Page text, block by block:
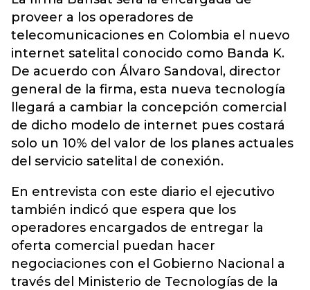
proveer a los operadores de
telecomunicaciones en Colombia el nuevo
internet satelital conocido como Banda K.
De acuerdo con Álvaro Sandoval, director
general de la firma, esta nueva tecnología
llegará a cambiar la concepción comercial
de dicho modelo de internet pues costará
solo un 10% del valor de los planes actuales
del servicio satelital de conexión.
En entrevista con este diario el ejecutivo
también indicó que espera que los
operadores encargados de entregar la
oferta comercial puedan hacer
negociaciones con el Gobierno Nacional a
través del Ministerio de Tecnologías de la